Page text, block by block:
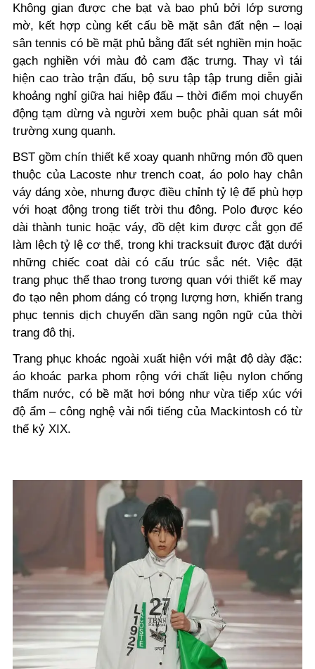
Không gian được che bạt và bao phủ bởi lớp sương
mờ, kết hợp cùng kết cấu bề mặt sân đất nện – loại
sân tennis có bề mặt phủ bằng đất sét nghiền mịn hoặc
gạch nghiền với màu đỏ cam đặc trưng. Thay vì tái
hiện cao trào trận đấu, bộ sưu tập tập trung diễn giải
khoảng nghỉ giữa hai hiệp đấu – thời điểm mọi chuyển
động tạm dừng và người xem buộc phải quan sát môi
trường xung quanh.
BST gồm chín thiết kế xoay quanh những món đồ quen
thuộc của Lacoste như trench coat, áo polo hay chân
váy dáng xòe, nhưng được điều chỉnh tỷ lệ để phù hợp
với hoạt động trong tiết trời thu đông. Polo được kéo
dài thành tunic hoặc váy, đồ dệt kim được cắt gọn để
làm lệch tỷ lệ cơ thể, trong khi tracksuit được đặt dưới
những chiếc coat dài có cấu trúc sắc nét. Việc đặt
trang phục thể thao trong tương quan với thiết kế may
đo tạo nên phom dáng có trọng lượng hơn, khiến trang
phục tennis dịch chuyển dần sang ngôn ngữ của thời
trang đô thị.
Trang phục khoác ngoài xuất hiện với mật độ dày đặc:
áo khoác parka phom rộng với chất liệu nylon chống
thấm nước, có bề mặt hơi bóng như vừa tiếp xúc với
độ ẩm – công nghệ vải nổi tiếng của Mackintosh có từ
thế kỷ XIX.